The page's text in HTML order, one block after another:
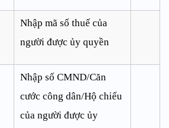
Nhập mã số thuế của
người được ủy quyền
Nhập số CMND/Căn
cước công dân/Hộ chiếu
của người được ủy